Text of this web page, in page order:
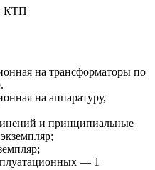
КТП
на трансформаторы по
на аппаратуру,
и принципиальные
— 1